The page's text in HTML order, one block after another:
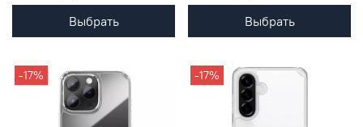
Выбрать Выбрать
-17% -17%